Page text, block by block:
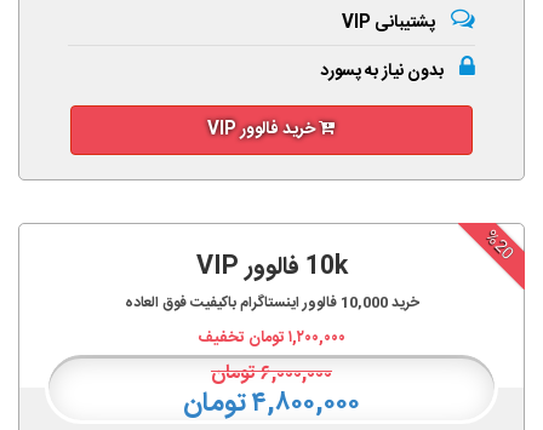
پشتیبانی VIP
بدون نیاز به پسورد
خرید فالوور VIP
%20
10k فالوور VIP
خرید10,000 فالوور اینستاگرام باکیفیت فوق العاده
۱,۲۰۰,۰۰۰تومان تخفیف
۶,۰۰۰,۰۰۰تومان
۴,۸۰۰,۰۰۰ تومان